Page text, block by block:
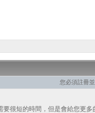
您必須註冊
要很短的時間，但是會給您更多